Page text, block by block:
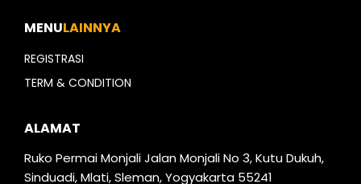
MENULAINNYA
REGISTRASI
TERM & CONDITION
ALAMAT
Ruko Permai Monjali Jalan Monjali No 3, Kutu Dukuh,
Sinduadi, Mlati, Sleman, Yogyakarta 55241